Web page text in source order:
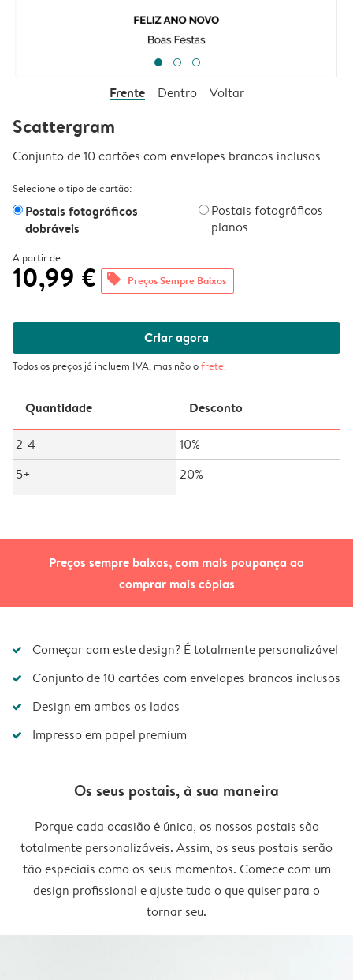
Preços sempre baixos, com mais poupança ao
comprar mais cópias
Frente Dentro Voltar
Scattergram
Conjunto de 10 cartões com envelopes brancos inclusos
Selecione o tipo de cartão:
Postais fotográficos
dobráveis
Postais fotográficos
planos
A partir de
10,99 € offers Preços Sempre Baixos
Criar agora
Todos os preços já incluem IVA, mas não ofrete.
Quantidade Desconto
2-4
10%
5+
20%
Começar com este design? É totalmente personalizável
Conjunto de 10 cartões com envelopes brancos inclusos
Design em ambos os lados
Impresso em papel premium
Os seus postais, à sua maneira
Porque cada ocasião é única, os nossos postais são
totalmente personalizáveis. Assim, os seus postais serão
tão especiais como os seus momentos. Comece com um
design profissional e ajuste tudo o que quiser para o
tornar seu.